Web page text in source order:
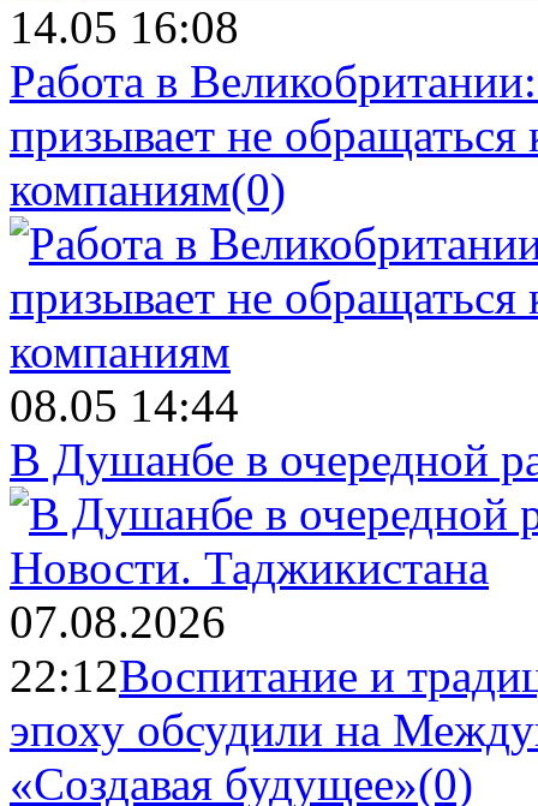
14.05 16:08
Работа в
призывает не
компаниям(0)
08.05 14:44
В Душанбе в очередной
Новости. Таджикистана
07.08.2026
22:12Воспитание и
эпоху обсудили на
«Создавая будущее»(0)